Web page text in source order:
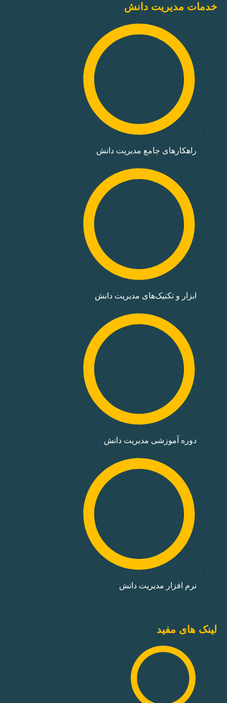
خدمات مدیریت دانش
راهکارهای جامع مدیریت دانش
ابزار و تکنیک‌های مدیریت دانش
دوره‌ آموزشی مدیریت دانش
نرم افزار مدیریت دانش
لینک های مفید